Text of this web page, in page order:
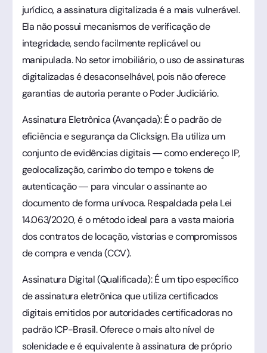
jurídico, a assinatura digitalizada é a mais vulnerável.
Ela não possui mecanismos de verificação de
integridade, sendo facilmente replicável ou
manipulada. No setor imobiliário, o uso de assinaturas
digitalizadas é desaconselhável, pois não oferece
garantias de autoria perante o Poder Judiciário.
Assinatura Eletrônica (Avançada): É o padrão de
eficiência e segurança da Clicksign. Ela utiliza um
conjunto de evidências digitais — como endereço IP,
geolocalização, carimbo do tempo e tokens de
autenticação — para vincular o assinante ao
documento de forma unívoca. Respaldada pela Lei
14.063/2020, é o método ideal para a vasta maioria
dos contratos de locação, vistorias e compromissos
de compra e venda (CCV).
Assinatura Digital (Qualificada): É um tipo específico
de assinatura eletrônica que utiliza certificados
digitais emitidos por autoridades certificadoras no
padrão ICP-Brasil. Oferece o mais alto nível de
solenidade e é equivalente à assinatura de próprio